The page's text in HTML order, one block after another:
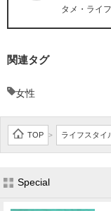
タメ・ライ
関連タグ
女性
TOP > ライフスタイ
Special